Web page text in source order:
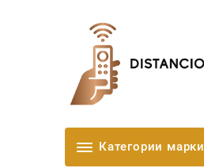
Категории марки